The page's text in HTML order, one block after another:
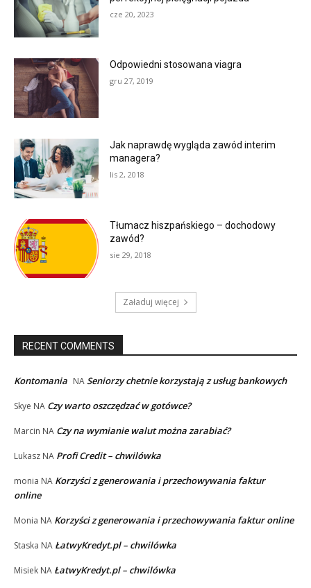
cze 20, 2023
Odpowiedni stosowana viagra
gru 27, 2019
Jak naprawdę wygląda zawód interim
managera?
lis 2, 2018
Tłumacz hiszpańskiego – dochodowy
zawód?
sie 29, 2018
Załaduj więcej
RECENT COMMENTS
Kontomania NASeniorzy chetnie korzystają z usług bankowych
Skye NA Czy warto oszczędzać w gotówce?
Marcin NA Czy na wymianie walut można zarabiać?
Lukasz NA Profi Credit – chwilówka
monia NA Korzyści z generowania i przechowywania faktur
online
Monia NA Korzyści z generowania i przechowywania faktur online
Staska NA ŁatwyKredyt.pl – chwilówka
Misiek NA ŁatwyKredyt.pl – chwilówka